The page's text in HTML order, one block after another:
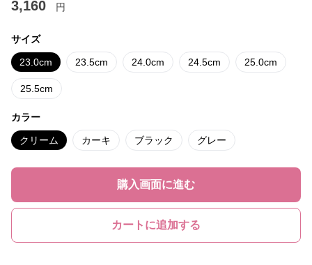
3,160 円
サイズ
23.0cm 23.5cm 24.0cm 24.5cm 25.0cm
25.5cm
カラー
クリーム カーキ ブラック グレー
購入画面に進む
カートに追加する